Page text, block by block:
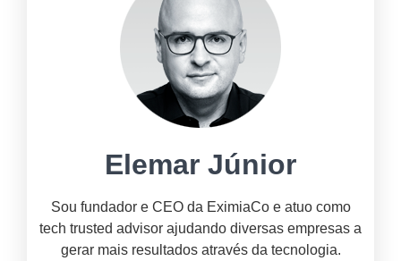
Elemar Júnior
Sou fundador e CEO da EximiaCo e atuo como
tech trusted advisor ajudando diversas empresas a
gerar mais resultados através da tecnologia.